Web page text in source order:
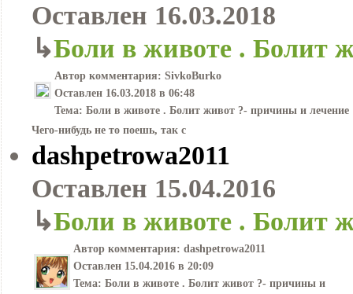
Оставлен 16.03.2018
↳Боли в животе . Болит
Автор комментария: SivkoBurko
Оставлен 16.03.2018 в 06:48
Тема: Боли в животе . Болит живот ?- причины и лечение
Чего-нибудь не то поешь, так с
dashpetrowa2011
Оставлен 15.04.2016
↳Боли в животе . Болит
Автор комментария: dashpetrowa2011
Оставлен 15.04.2016 в 20:09
Тема: Боли в животе . Болит живот ?- причины и